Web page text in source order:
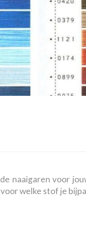
naaigaren voor
welke stof je